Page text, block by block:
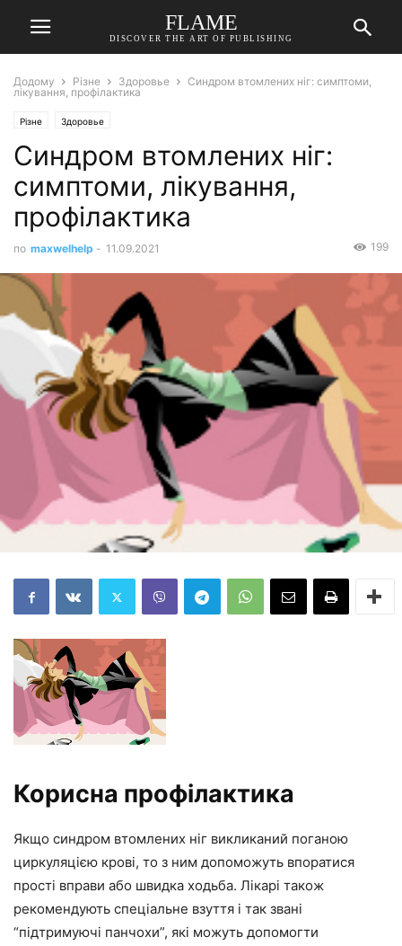
FLAME
DISCOVER THE ART OF PUBLISHING
Додому Різне Здоровье
Синдром втомлених ніг: симптоми,
лікування, профілактика
Різне Здоровье
Синдром втомлених ніг:
симптоми, лікування,
профілактика
по maxwelhelp - 11.09.2021 199
Корисна профілактика
Якщо синдром втомлених ніг викликаний поганою
циркуляцією крові, то з ним допоможуть впоратися
прості вправи або швидка ходьба. Лікарі також
рекомендують спеціальне взуття і так звані
“підтримуючі панчохи”, які можуть допомогти